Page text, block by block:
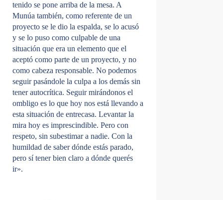
tenido se pone arriba de la mesa. A
Munúa también, como referente de un
proyecto se le dio la espalda, se lo acusó
y se lo puso como culpable de una
situación que era un elemento que el
aceptó como parte de un proyecto, y no
como cabeza responsable. No podemos
seguir pasándole la culpa a los demás sin
tener autocrítica. Seguir mirándonos el
ombligo es lo que hoy nos está llevando a
esta situación de entrecasa. Levantar la
mira hoy es imprescindible. Pero con
respeto, sin subestimar a nadie. Con la
humildad de saber dónde estás parado,
pero sí tener bien claro a dónde querés
ir».